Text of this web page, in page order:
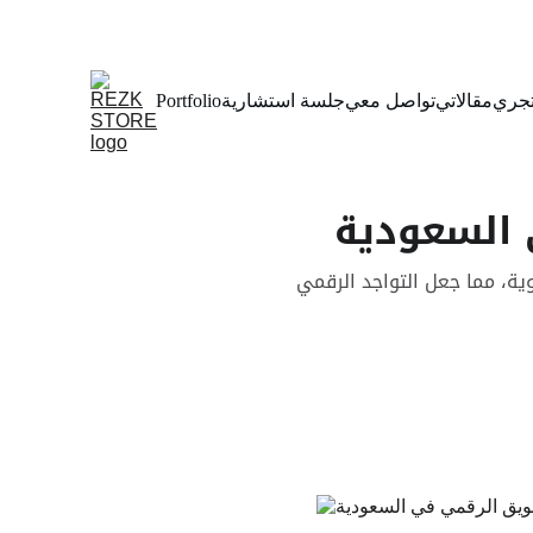
Portfolioجلسة استشاريةتواصل معيمقالاتي
المملكة 2030 وبنية تحتية رقمية قوية، مما جعل التواجد الرقمي